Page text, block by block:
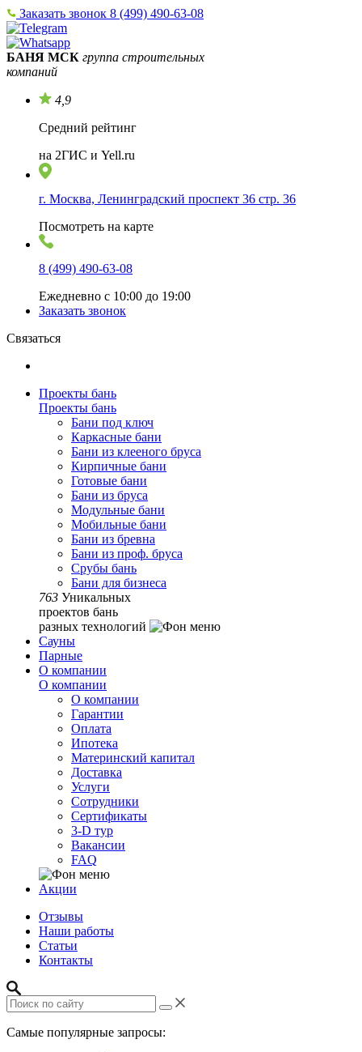
Заказать звонок 8 (499) 490-63-08
БАНЯ МСК группа строительных
компаний
4,9
Средний рейтинг
на 2ГИС и Yell.ru
г. Москва, Ленинградский проспект 36 стр. 36
Посмотреть на карте
8 (499) 490-63-08
Ежедневно с 10:00 до 19:00
Заказать звонок
Связаться
Проекты бань
Проекты бань
Бани под ключ
Каркасные бани
Бани из клееного бруса
Кирпичные бани
Готовые бани
Бани из бруса
Модульные бани
Мобильные бани
Бани из бревна
Бани из проф. бруса
Срубы бань
Бани для бизнеса
763 Уникальных
проектов бань
разных технологий
Сауны
Парные
О компании
О компании
О компании
Гарантии
Оплата
Ипотека
Материнский капитал
Доставка
Услуги
Сотрудники
Сертификаты
3-D тур
Вакансии
FAQ
Акции
Отзывы
Наши работы
Статьи
Контакты
Самые популярные запросы: